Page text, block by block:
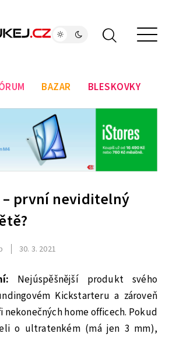
BAZAR BLESKOVKY
– první neviditelný
30. 3. 2021
Nejúspěšnější produkt svého
Kickstarteru a zároveň
home officech. Pokud
o ultratenkém (má jen 3 mm),